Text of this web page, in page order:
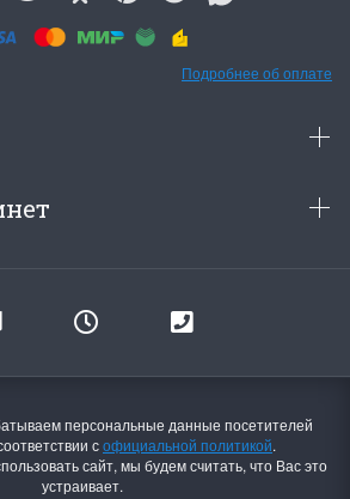
Подробнее об оплате
персональные данные посетителей
софициальной политикой.
сайт, мы будем считать, что Вас это
устраивает.